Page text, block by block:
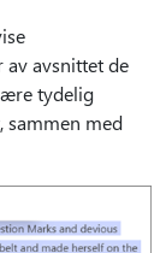
av avsnittet de
tydelig
sammen med